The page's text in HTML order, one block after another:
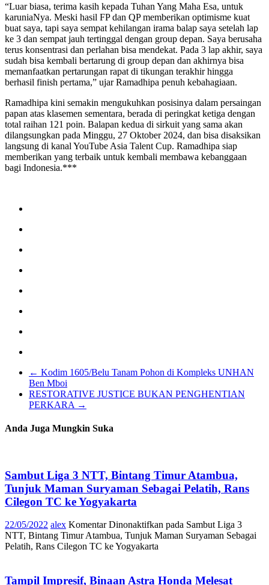
“Luar biasa, terima kasih kepada Tuhan Yang Maha Esa, untuk
karuniaNya. Meski hasil FP dan QP memberikan optimisme kuat
buat saya, tapi saya sempat kehilangan irama balap saya setelah lap
ke 3 dan sempat jauh tertinggal dengan group depan. Saya berusaha
terus konsentrasi dan perlahan bisa mendekat. Pada 3 lap akhir, saya
sudah bisa kembali bertarung di group depan dan akhirnya bisa
memanfaatkan pertarungan rapat di tikungan terakhir hingga
berhasil finish pertama,” ujar Ramadhipa penuh kebahagiaan.
Ramadhipa kini semakin mengukuhkan posisinya dalam persaingan
papan atas klasemen sementara, berada di peringkat ketiga dengan
total raihan 121 poin. Balapan kedua di sirkuit yang sama akan
dilangsungkan pada Minggu, 27 Oktober 2024, dan bisa disaksikan
langsung di kanal YouTube Asia Talent Cup. Ramadhipa siap
memberikan yang terbaik untuk kembali membawa kebanggaan
bagi Indonesia.***
← Kodim 1605/Belu Tanam Pohon di Kompleks UNHAN
Ben Mboi
RESTORATIVE JUSTICE BUKAN PENGHENTIAN
PERKARA →
Anda Juga Mungkin Suka
Sambut Liga 3 NTT, Bintang Timur Atambua,
Tunjuk Maman Suryaman Sebagai Pelatih, Rans
Cilegon TC ke Yogyakarta
22/05/2022 alex Komentar Dinonaktifkan pada Sambut Liga 3
NTT, Bintang Timur Atambua, Tunjuk Maman Suryaman Sebagai
Pelatih, Rans Cilegon TC ke Yogyakarta
Tampil Impresif, Binaan Astra Honda Melesat